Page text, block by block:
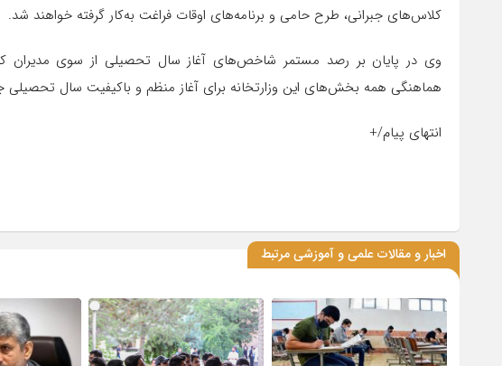
کلاس‌های جبرانی، طرح حامی و برنامه‌های اوقات فراغت به‌کار گرفته خواهند شد.
وی در پایان بر رصد مستمر شاخص‌های آغاز سال تحصیلی از سوی مدیران
هماهنگی همه بخش‌های این وزارتخانه برای آغاز منظم و باکیفیت سال
انتهای پیام/+
اخبار و مقالات علمی و آموزشی مرتبط